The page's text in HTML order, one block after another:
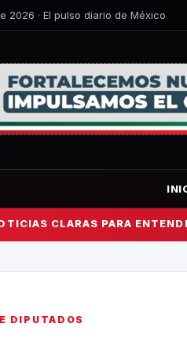
2026 · El pulso diario de México
CLARAS PARA
DIPUTADOS